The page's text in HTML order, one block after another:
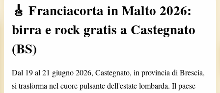
🎸 Franciacorta in Malto 2026:
birra e rock gratis a Castegnato
(BS)
Dal 19 al 21 giugno 2026, Castegnato, in provincia di Brescia,
si trasforma nel cuore pulsante dell'estate lombarda. Il paese